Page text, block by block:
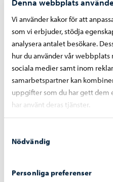
Denna webbplats
Vi använder kakor för att
som vi erbjuder, stödja
analysera antalet besökare.
hur du använder vår
sociala medier samt inom
samarbetspartner kan
uppgifter som du har gett dem
har använt deras tjänster.
Nödvändig
Personliga preferenser
Digitalisering
Myndighetspost blir
14.4 – ändringen syns